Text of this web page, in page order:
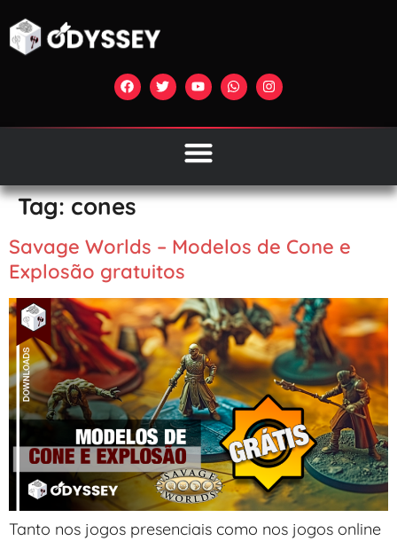
Tag:cones
Savage Worlds – Modelos de Cone e
Explosão gratuitos
Tanto nos jogos presenciais como nos jogos online